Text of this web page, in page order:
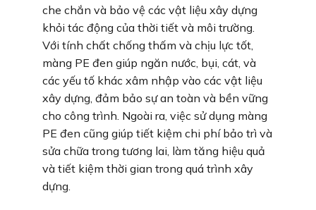
che chắn và bảo vệ các vật liệu xây dựng
khỏi tác động của thời tiết và môi trường.
Với tính chất chống thấm và chịu lực tốt,
màng PE đen giúp ngăn nước, bụi, cát, và
các yếu tố khác xâm nhập vào các vật liệu
xây dựng, đảm bảo sự an toàn và bền vững
cho công trình. Ngoài ra, việc sử dụng màng
PE đen cũng giúp tiết kiệm chi phí bảo trì và
sửa chữa trong tương lai, làm tăng hiệu quả
và tiết kiệm thời gian trong quá trình xây
dựng.